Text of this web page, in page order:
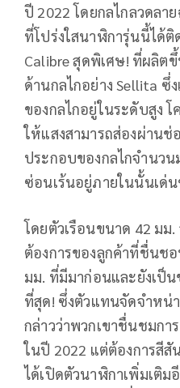
ปี 2022 โดยกลไกลวดล
ที่โปร่งใสนาฬิการุ่นนี้ได้ติ
Calibre สุดพิเศษ! ที่ผลิต
ด้านกลไกอย่าง Sellita ซึ่
ของกลไกอยู่ในระดับสูง
ให้แสงสามารถส่องผ่านช่
ประกอบของกลไกจำนว
ซ่อนเร้นอยู่ภายในนั้นเด่
โดยตัวเรือนขนาด 42 มม
ต้องการของลูกค้าที่ชื่นช
มม. ที่มีมาก่อนและยังเป็
ที่สุด! ซึ่งตัวแทนจัดจำหน่
กล่าวว่าพวกเขาชื่นชมก
ในปี 2022 แต่ต้องการสี
ได้เปิดตัวนาฬิกาเพิ่มเติม